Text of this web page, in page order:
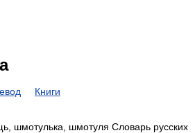
Книги
шмотулька, шмотуля Словарь русских